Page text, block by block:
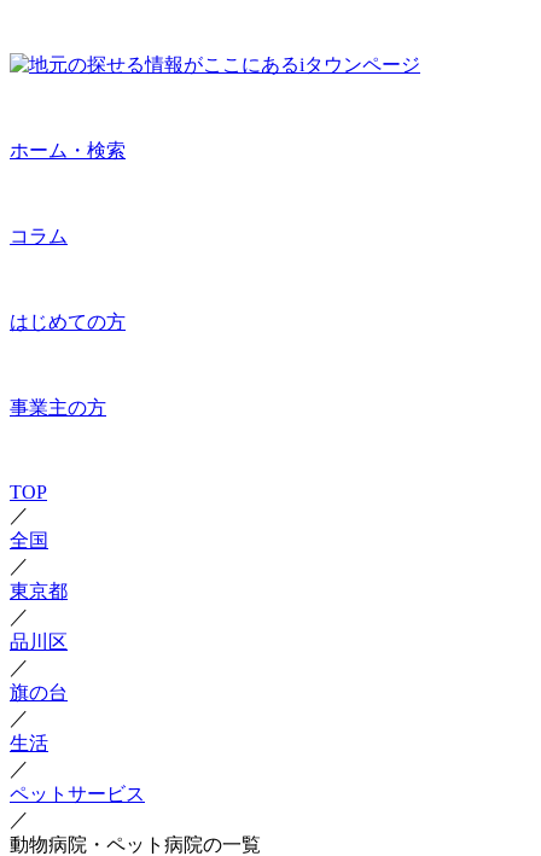
ホーム・検索
コラム
はじめての方
事業主の方
TOP
／
全国
／
東京都
／
品川区
／
旗の台
／
生活
／
ペットサービス
／
動物病院・ペット病院の一覧